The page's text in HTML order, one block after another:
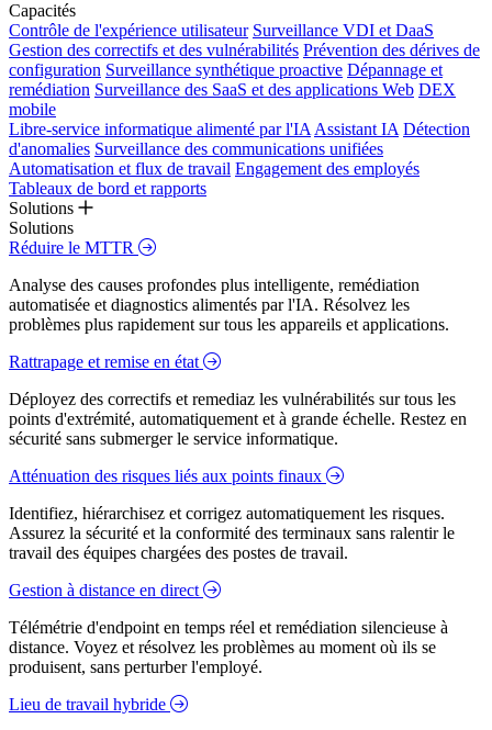
Capacités
Contrôle de l'expérience utilisateur Surveillance VDI et DaaS
Gestion des correctifs et des vulnérabilités Prévention des dérives de
configuration Surveillance synthétique proactive Dépannage et
remédiation Surveillance des SaaS et des applications Web DEX
mobile
Libre-service informatique alimenté par l'IA Assistant IA Détection
d'anomalies Surveillance des communications unifiées
Automatisation et flux de travail Engagement des employés
Tableaux de bord et rapports
Solutions
Solutions
Réduire le MTTR
Analyse des causes profondes plus intelligente, remédiation
automatisée et diagnostics alimentés par l'IA. Résolvez les
problèmes plus rapidement sur tous les appareils et applications.
Rattrapage et remise en état
Déployez des correctifs et remediaz les vulnérabilités sur tous les
points d'extrémité, automatiquement et à grande échelle. Restez en
sécurité sans submerger le service informatique.
Atténuation des risques liés aux points finaux
Identifiez, hiérarchisez et corrigez automatiquement les risques.
Assurez la sécurité et la conformité des terminaux sans ralentir le
travail des équipes chargées des postes de travail.
Gestion à distance en direct
Télémétrie d'endpoint en temps réel et remédiation silencieuse à
distance. Voyez et résolvez les problèmes au moment où ils se
produisent, sans perturber l'employé.
Lieu de travail hybride